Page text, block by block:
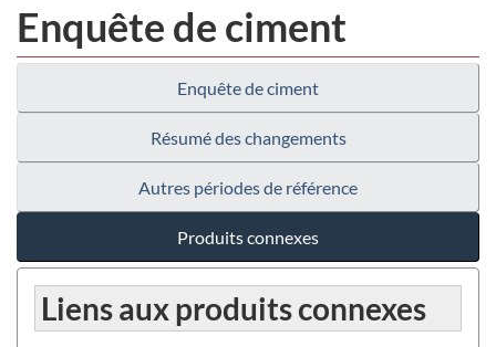
Enquête de ciment
Enquête de ciment
Résumé des changements
Autres périodes de référence
Produits connexes
Liens aux produits connexes